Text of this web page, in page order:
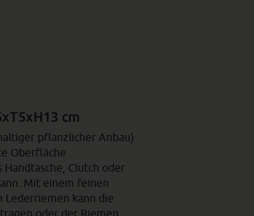
cm
pflanzlicher Anbau)
Oberfläche
Handtasche, Clutch oder
Mit einem feinen
Lederriemen kann die
oder der Riemen